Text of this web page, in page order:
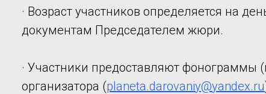
· Возраст участников определяется на
документам Председателем жюри.
· Участники предоставляют фонограммы
организатора (planeta.darovaniy@yandex.ru